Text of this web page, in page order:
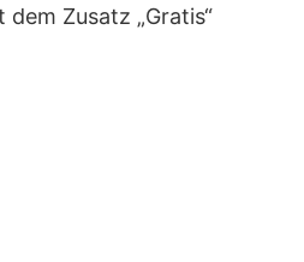
Zusatz „Gratis“